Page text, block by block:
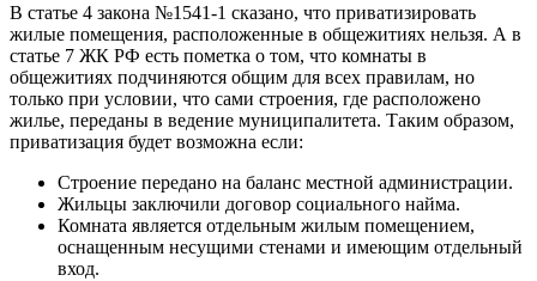
В статье 4 закона №1541-1 сказано, что приватизировать
жилые помещения, расположенные в общежитиях нельзя. А в
статье 7 ЖК РФ есть пометка о том, что комнаты в
общежитиях подчиняются общим для всех правилам, но
только при условии, что сами строения, где расположено
жилье, переданы в ведение муниципалитета. Таким образом,
приватизация будет возможна если:
Строение передано на баланс местной администрации.
Жильцы заключили договор социального найма.
Комната является отдельным жилым помещением,
оснащенным несущими стенами и имеющим отдельный
вход.